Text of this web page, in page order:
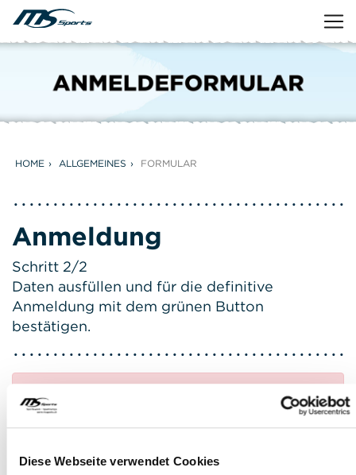
Diese Webseite verwendet Cookies
HOME ALLGEMEINES FORMULAR
Anmeldung
Schritt 2/2
Daten ausfüllen und für die definitive
Anmeldung mit dem grünen Button
bestätigen.
Anlass gefunden werden